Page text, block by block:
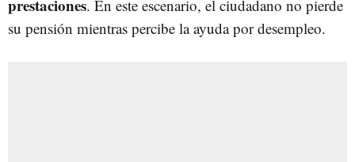
prestaciones. En este escenario, el ciudadano no pierde
su pensión mientras percibe la ayuda por desempleo.